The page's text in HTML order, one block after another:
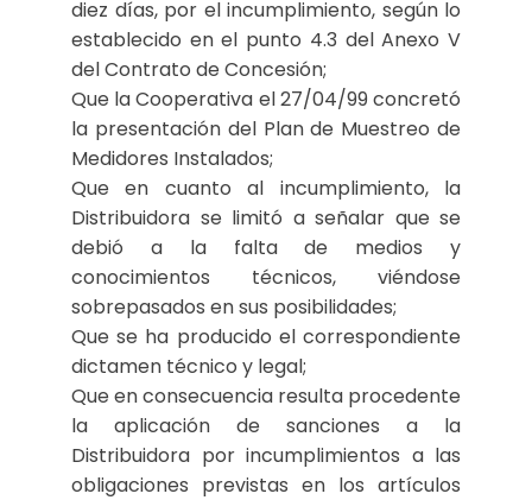
diez días, por el incumplimiento, según lo
establecido en el punto 4.3 del Anexo V
del Contrato de Concesión;
Que la Cooperativa el 27/04/99 concretó
la presentación del Plan de Muestreo de
Medidores Instalados;
Que en cuanto al incumplimiento, la
Distribuidora se limitó a señalar que se
debió a la falta de medios y
conocimientos técnicos, viéndose
sobrepasados en sus posibilidades;
Que se ha producido el correspondiente
dictamen técnico y legal;
Que en consecuencia resulta procedente
la aplicación de sanciones a la
Distribuidora por incumplimientos a las
obligaciones previstas en los artículos